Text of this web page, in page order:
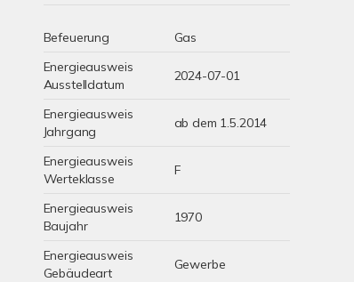
Befeuerung
Gas
Energieausweis
Ausstelldatum
2024-07-01
Energieausweis
Jahrgang
ab dem 1.5.2014
Energieausweis
Werteklasse
F
Energieausweis
Baujahr
1970
Energieausweis
Gebäudeart
Gewerbe